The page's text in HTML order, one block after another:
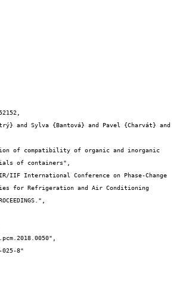
of containers",
for Refrigeration and Air Conditioning